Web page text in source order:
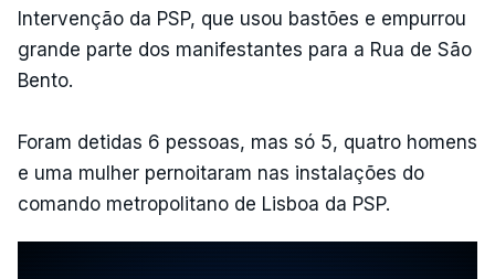
Intervenção da PSP, que usou bastões e empurrou
grande parte dos manifestantes para a Rua de São
Bento.
Foram detidas 6 pessoas, mas só 5, quatro homens
e uma mulher pernoitaram nas instalações do
comando metropolitano de Lisboa da PSP.